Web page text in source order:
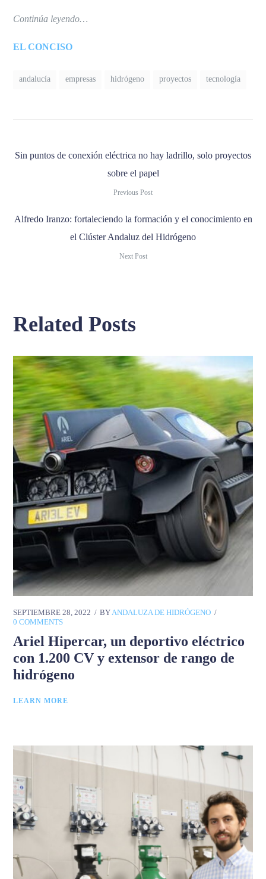
Continúa leyendo…
EL CONCISO
andalucía empresas hidrógeno proyectos tecnología
Sin puntos de conexión eléctrica no hay ladrillo, solo proyectos
sobre el papel
Previous Post
Alfredo Iranzo: fortaleciendo la formación y el conocimiento en
el Clúster Andaluz del Hidrógeno
Next Post
Related Posts
SEPTIEMBRE 28, 2022 BY ANDALUZA DE HIDRÓGENO
0 COMMENTS
Ariel Hipercar, un deportivo eléctrico
con 1.200 CV y extensor de rango de
hidrógeno
LEARN MORE